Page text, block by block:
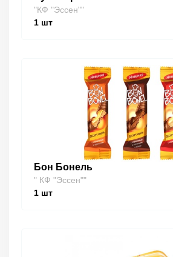
"КФ "Эссен""
1 шт
Бон Бонель
" КФ "Эссен""
1 шт